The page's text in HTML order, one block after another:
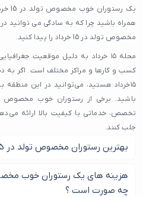
یک
همراه باشید چرا که به سادگی می توانید
مخصوص تولد در 15 خرداد را پیدا کنید.
محله ۱۵ خرداد به دلیل موقعیت
کسب و کارها و مراکز مختلف است. اگر
۱۵خرداد هستید، می‌توانید در این
تخصص، خدماتی با کیفیت بالا ارائه
جلب کنند.
رستوران خوب
مراکز متعدد باعث شده تا افراد بتوانند با
که بیشترین تطابق را با نیازهایشان دارد.
بهترین رستوران مخصوص تولد در 15 خرداد کجاست ؟
همراه باشید.
چه صورت است ؟